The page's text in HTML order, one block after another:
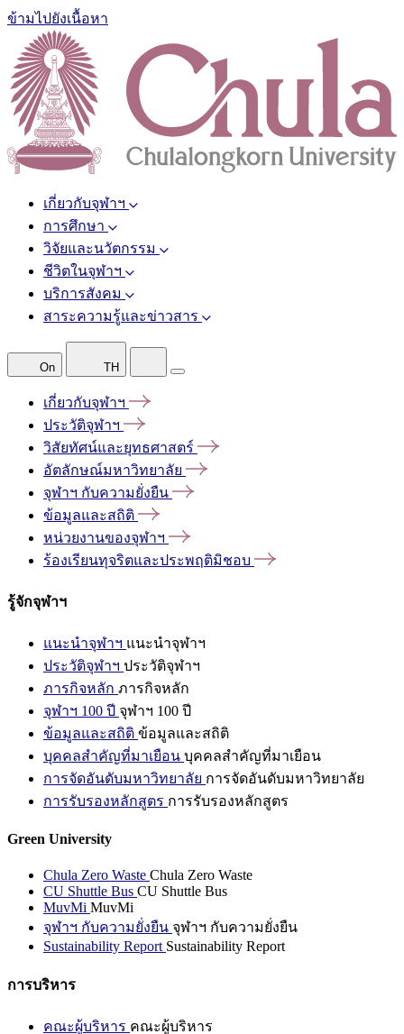
ข้ามไปยังเนื้อหา
เกี่ยวกับจุฬาฯ
การศึกษา
วิจัยและนวัตกรรม
ชีวิตในจุฬาฯ
บริการสังคม
สาระความรู้และข่าวสาร
On TH
เกี่ยวกับจุฬาฯ
ประวัติจุฬาฯ
วิสัยทัศน์และยุทธศาสตร์
อัตลักษณ์มหาวิทยาลัย
จุฬาฯ กับความยั่งยืน
ข้อมูลและสถิติ
หน่วยงานของจุฬาฯ
ร้องเรียนทุจริตและประพฤติมิชอบ
รู้จักจุฬาฯ
แนะนำจุฬาฯ แนะนำจุฬาฯ
ประวัติจุฬาฯ ประวัติจุฬาฯ
ภารกิจหลัก ภารกิจหลัก
จุฬาฯ 100 ปี จุฬาฯ 100 ปี
ข้อมูลและสถิติ ข้อมูลและสถิติ
บุคคลสำคัญที่มาเยือน บุคคลสำคัญที่มาเยือน
การจัดอันดับมหาวิทยาลัย การจัดอันดับมหาวิทยาลัย
การรับรองหลักสูตร การรับรองหลักสูตร
Green University
Chula Zero Waste Chula Zero Waste
CU Shuttle Bus CU Shuttle Bus
MuvMi MuvMi
จุฬาฯ กับความยั่งยืน จุฬาฯ กับความยั่งยืน
Sustainability Report Sustainability Report
การบริหาร
คณะผู้บริหาร คณะผู้บริหาร